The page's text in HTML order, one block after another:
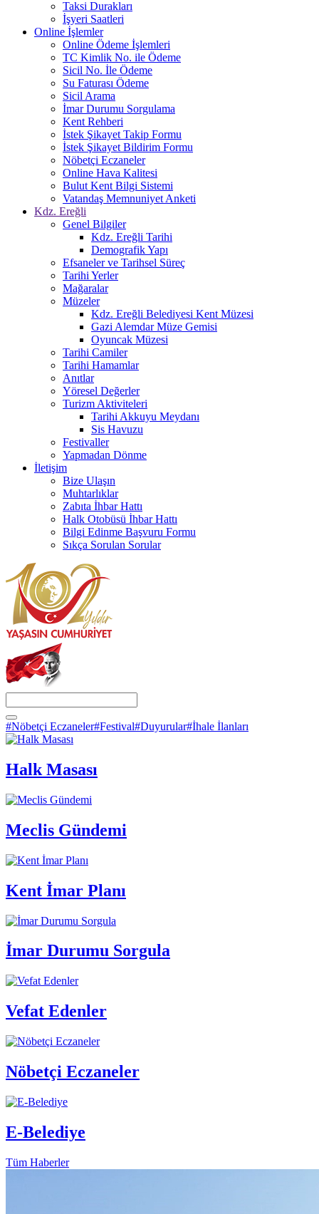
Taksi Durakları
İşyeri Saatleri
Online İşlemler
Online Ödeme İşlemleri
TC Kimlik No. ile Ödeme
Sicil No. İle Ödeme
Su Faturası Ödeme
Sicil Arama
İmar Durumu Sorgulama
Kent Rehberi
İstek Şikayet Takip Formu
İstek Şikayet Bildirim Formu
Nöbetçi Eczaneler
Online Hava Kalitesi
Bulut Kent Bilgi Sistemi
Vatandaş Memnuniyet Anketi
Kdz. Ereğli
Genel Bilgiler
Kdz. Ereğli Tarihi
Demografik Yapı
Efsaneler ve Tarihsel Süreç
Tarihi Yerler
Mağaralar
Müzeler
Kdz. Ereğli Belediyesi Kent Müzesi
Gazi Alemdar Müze Gemisi
Oyuncak Müzesi
Tarihi Camiler
Tarihi Hamamlar
Anıtlar
Yöresel Değerler
Turizm Aktiviteleri
Tarihi Akkuyu Meydanı
Sis Havuzu
Festivaller
Yapmadan Dönme
İletişim
Bize Ulaşın
Muhtarlıklar
Zabıta İhbar Hattı
Halk Otobüsü İhbar Hattı
Bilgi Edinme Başvuru Formu
Sıkça Sorulan Sorular
#Nöbetçi Eczaneler#Festival#Duyurular#İhale İlanları
Halk Masası
Meclis Gündemi
Kent İmar Planı
İmar Durumu Sorgula
Vefat Edenler
Nöbetçi Eczaneler
E-Belediye
Tüm Haberler